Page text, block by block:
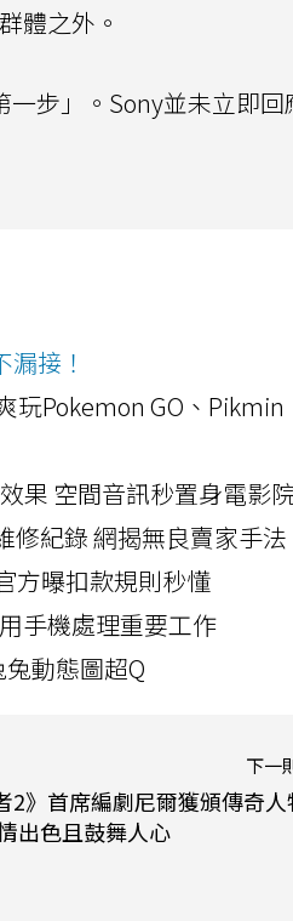
體之外。
步」。Sony並未立即回
接！
玩Pokemon GO、Pikmin
果 空間音訊秒置身電影
修紀錄 網揭無良賣家手法
方曝扣款規則秒懂
手機處理重要工作
動態圖超Q
下一
2》首席編劇尼爾獲頒傳奇人
出色且鼓舞人心